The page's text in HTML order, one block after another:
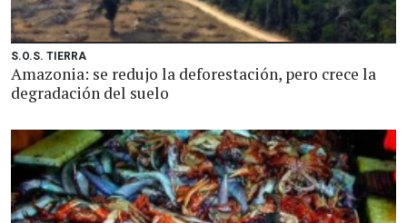
S.O.S. TIERRA
Amazonia: se redujo la deforestación, pero crece la
degradación del suelo